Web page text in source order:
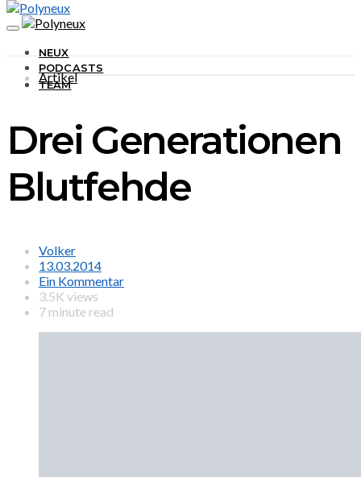
NEUX
PODCASTS
TEAM
Artikel
Drei Generationen
Blutfehde
Volker
13.03.2014
Ein Kommentar
3.5K views
7 minute read